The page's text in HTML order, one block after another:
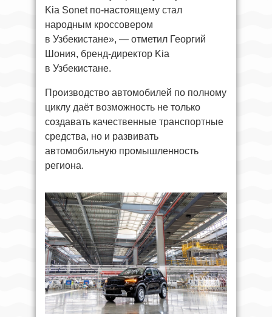
Kia Sonet по-настоящему стал
народным кроссовером
в Узбекистане», — отметил Георгий
Шония, бренд-директор Kia
в Узбекистане.
Производство автомобилей по полному
циклу даёт возможность не только
создавать качественные транспортные
средства, но и развивать
автомобильную промышленность
региона.